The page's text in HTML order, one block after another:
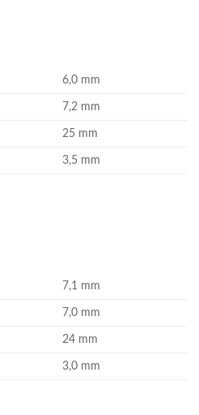
6,0 mm
7,2 mm
25 mm
3,5 mm
7,1 mm
7,0 mm
24 mm
3,0 mm